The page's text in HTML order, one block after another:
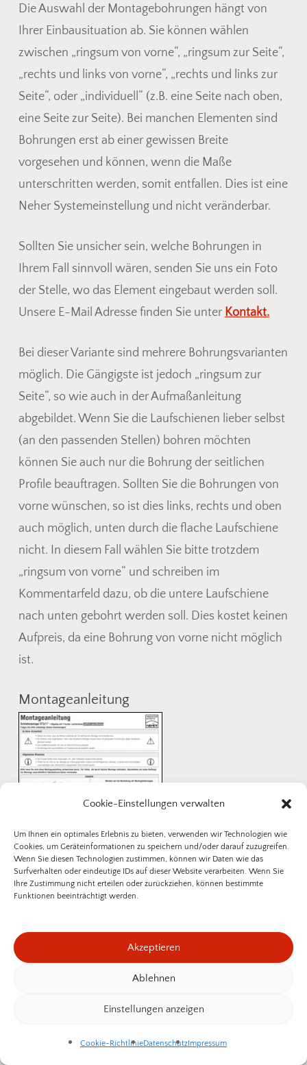
Cookie-Einstellungen verwalten
Um Ihnen ein optimales Erlebnis zu bieten, verwenden wir Technologien wie
Cookies, um Geräteinformationen zu speichern und/oder darauf zuzugreifen.
Wenn Sie diesen Technologien zustimmen, können wir Daten wie das
Surfverhalten oder eindeutige IDs auf dieser Website verarbeiten. Wenn Sie
Ihre Zustimmung nicht erteilen oder zurückziehen, können bestimmte
Funktionen beeinträchtigt werden.
Akzeptieren
Ablehnen
Einstellungen anzeigen
Cookie-RichtlinieDatenschutzImpressum
Die Auswahl der Montagebohrungen hängt von
Ihrer Einbausituation ab. Sie können wählen
zwischen „ringsum von vorne“, „ringsum zur Seite“,
„rechts und links von vorne“, „rechts und links zur
Seite“, oder „individuell“ (z.B. eine Seite nach oben,
eine Seite zur Seite). Bei manchen Elementen sind
Bohrungen erst ab einer gewissen Breite
vorgesehen und können, wenn die Maße
unterschritten werden, somit entfallen. Dies ist eine
Neher Systemeinstellung und nicht veränderbar.
Sollten Sie unsicher sein, welche Bohrungen in
Ihrem Fall sinnvoll wären, senden Sie uns ein Foto
der Stelle, wo das Element eingebaut werden soll.
Unsere E-Mail Adresse finden Sie unter Kontakt.
Bei dieser Variante sind mehrere Bohrungsvarianten
möglich. Die Gängigste ist jedoch „ringsum zur
Seite“, so wie auch in der Aufmaßanleitung
abgebildet. Wenn Sie die Laufschienen lieber selbst
(an den passenden Stellen) bohren möchten
können Sie auch nur die Bohrung der seitlichen
Profile beauftragen. Sollten Sie die Bohrungen von
vorne wünschen, so ist dies links, rechts und oben
auch möglich, unten durch die flache Laufschiene
nicht. In diesem Fall wählen Sie bitte trotzdem
„ringsum von vorne“ und schreiben im
Kommentarfeld dazu, ob die untere Laufschiene
nach unten gebohrt werden soll. Dies kostet keinen
Aufpreis, da eine Bohrung von vorne nicht möglich
ist.
Montageanleitung
Montageanleitung anzeigen (PDF)
Insektenschutz – garantiert!